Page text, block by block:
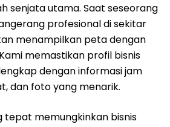
senjata utama. Saat seseorang
profesional di sekitar
menampilkan peta dengan
memastikan profil bisnis
dengan informasi jam
dan foto yang menarik.
tepat memungkinkan bisnis